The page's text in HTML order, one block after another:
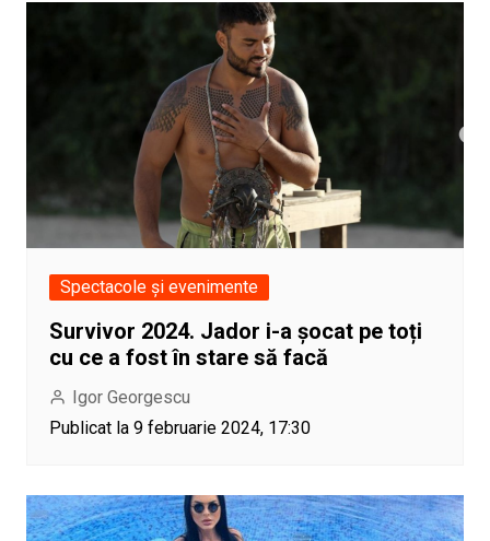
Spectacole și evenimente
Survivor 2024. Jador i-a șocat pe toți
cu ce a fost în stare să facă
Igor Georgescu
Publicat la 9 februarie 2024, 17:30